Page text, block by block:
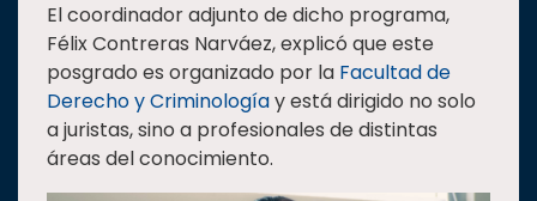
Rectoría
Investigación
Internacionalización
Responsabilidad
social
El coordinador adjunto de dicho programa,
Félix Contreras Narváez, explicó que este
posgrado es organizado por la Facultad de
Derecho y Criminologíay está dirigido no solo
a juristas, sino a profesionales de distintas
áreas del conocimiento.